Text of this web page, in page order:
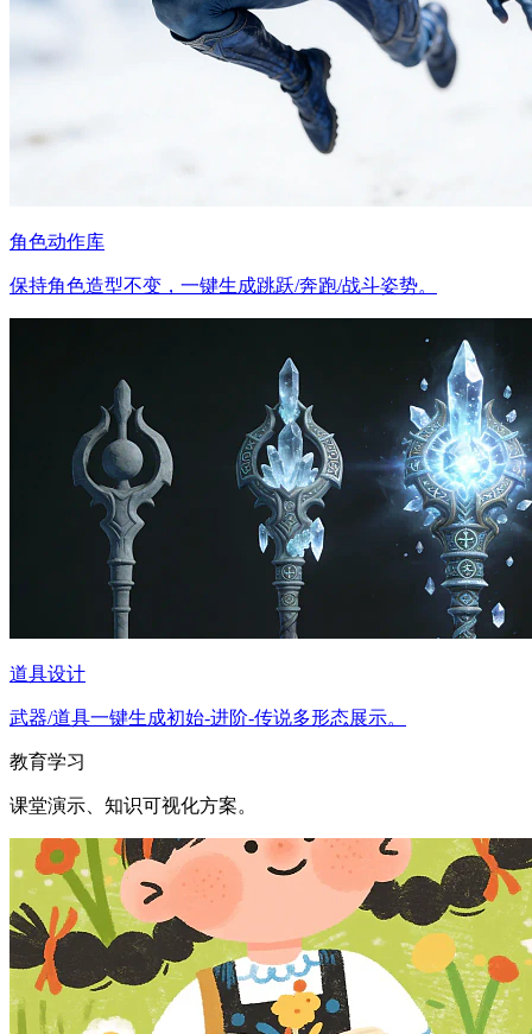
角色动作库
保持角色造型不变，一键生成跳跃/奔跑/战斗姿势。
道具设计
武器/道具一键生成初始-进阶-传说多形态展示。
教育学习
课堂演示、知识可视化方案。